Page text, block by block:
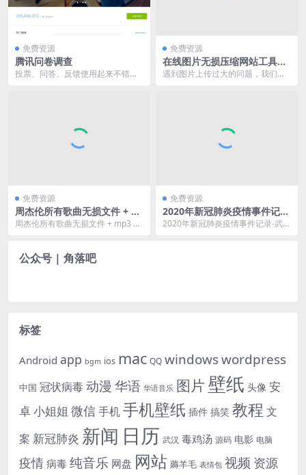
免费资源
腾讯问卷调查
投票、问答、反馈使用起来不错。
免费资源
在线图片无损压缩网站工具推
荐
遇到图片上传过大的问题，我们就
免费资源
周杰伦所有歌曲无损文件 + m
p3
周杰伦所有歌曲无损文件 + mp3 话
免费资源
2020年新冠肺炎疫情事件记
录-武汉加油！中国加油！
2020年新冠肺炎疫情事件记录-武汉
公众号 | 角落吧
标签
Android app bgm ios mac QQ windowswordpress
中国 冠状病毒动漫 华语 华语音乐 图片 壁纸 头像 安
卓小姐姐 微信手机手机壁纸 插件 搞笑 教程 文
案 新冠肺炎 新闻 日历 武汉 毒鸡汤 源码 电影 电脑
疫情 病毒 纯音乐 网盘 网站 薅羊毛 表情包 视频 资源